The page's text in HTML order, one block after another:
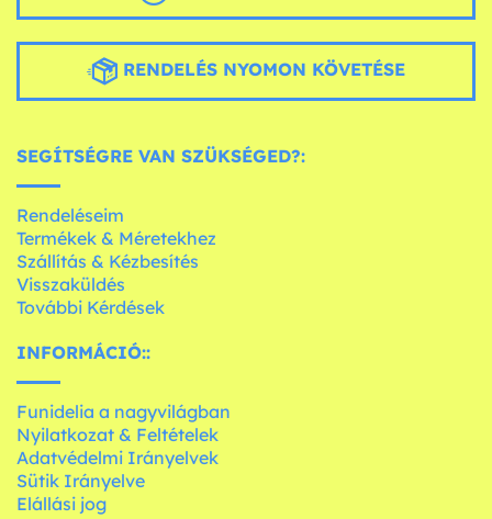
RENDELÉS NYOMON KÖVETÉSE
SEGÍTSÉGRE VAN SZÜKSÉGED?:
Rendeléseim
Termékek & Méretekhez
Szállítás & Kézbesítés
Visszaküldés
További Kérdések
INFORMÁCIÓ::
Funidelia a nagyvilágban
Nyilatkozat & Feltételek
Adatvédelmi Irányelvek
Sütik Irányelve
Elállási jog